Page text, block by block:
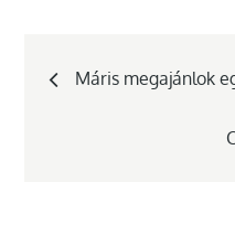
Máris megajánlok